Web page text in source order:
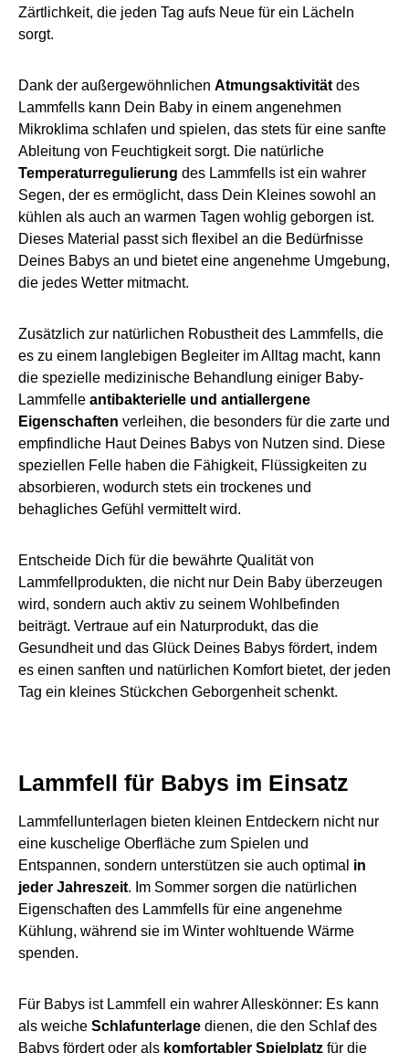
Zärtlichkeit, die jeden Tag aufs Neue für ein Lächeln
sorgt.
Dank der außergewöhnlichen Atmungsaktivität des
Lammfells kann Dein Baby in einem angenehmen
Mikroklima schlafen und spielen, das stets für eine sanfte
Ableitung von Feuchtigkeit sorgt. Die natürliche
Temperaturregulierung des Lammfells ist ein wahrer
Segen, der es ermöglicht, dass Dein Kleines sowohl an
kühlen als auch an warmen Tagen wohlig geborgen ist.
Dieses Material passt sich flexibel an die Bedürfnisse
Deines Babys an und bietet eine angenehme Umgebung,
die jedes Wetter mitmacht.
Zusätzlich zur natürlichen Robustheit des Lammfells, die
es zu einem langlebigen Begleiter im Alltag macht, kann
die spezielle medizinische Behandlung einiger Baby-
Lammfelle antibakterielle und antiallergene
Eigenschaften verleihen, die besonders für die zarte und
empfindliche Haut Deines Babys von Nutzen sind. Diese
speziellen Felle haben die Fähigkeit, Flüssigkeiten zu
absorbieren, wodurch stets ein trockenes und
behagliches Gefühl vermittelt wird.
Entscheide Dich für die bewährte Qualität von
Lammfellprodukten, die nicht nur Dein Baby überzeugen
wird, sondern auch aktiv zu seinem Wohlbefinden
beiträgt. Vertraue auf ein Naturprodukt, das die
Gesundheit und das Glück Deines Babys fördert, indem
es einen sanften und natürlichen Komfort bietet, der jeden
Tag ein kleines Stückchen Geborgenheit schenkt.
Lammfell für Babys im Einsatz
Lammfellunterlagen bieten kleinen Entdeckern nicht nur
eine kuschelige Oberfläche zum Spielen und
Entspannen, sondern unterstützen sie auch optimal in
jeder Jahreszeit. Im Sommer sorgen die natürlichen
Eigenschaften des Lammfells für eine angenehme
Kühlung, während sie im Winter wohltuende Wärme
spenden.
Für Babys ist Lammfell ein wahrer Alleskönner: Es kann
als weiche Schlafunterlage dienen, die den Schlaf des
Babys fördert oder als komfortabler Spielplatz für die